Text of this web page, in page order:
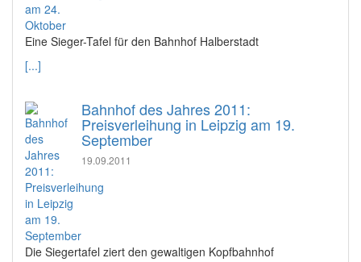
Eine Sieger-Tafel für den Bahnhof Halberstadt
[...]
Bahnhof des Jahres 2011:
Preisverleihung in Leipzig am 19.
September
19.09.2011
Die Siegertafel ziert den gewaltigen Kopfbahnhof